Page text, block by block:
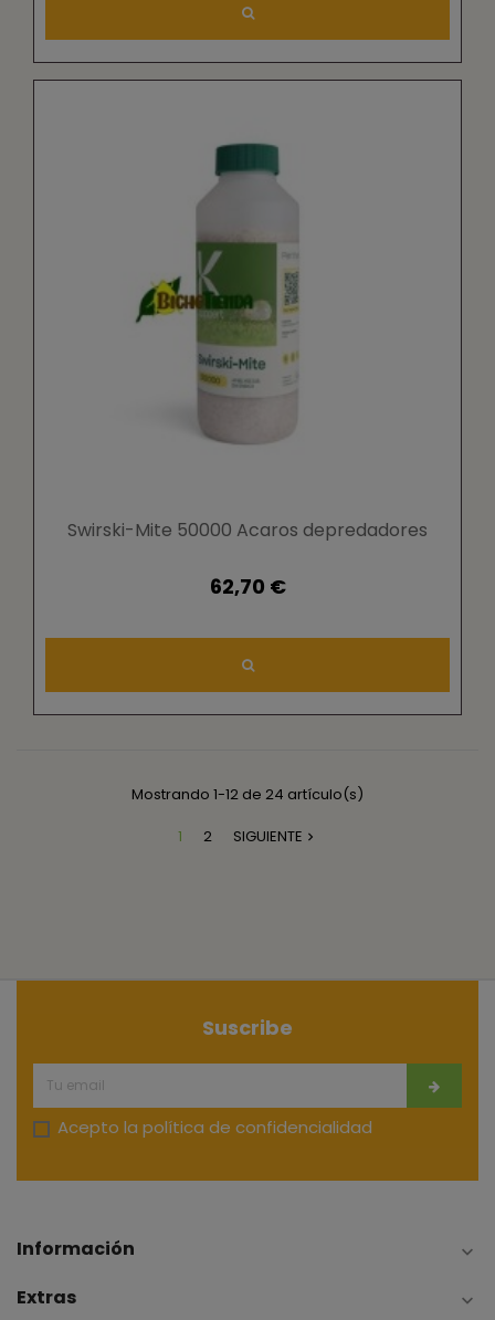
Swirski-Mite 50000 Acaros depredadores
62,70 €
Mostrando 1-12 de 24 artículo(s)
1
2 SIGUIENTE 
Suscribe
Acepto la política de confidencialidad
Información 
Extras 